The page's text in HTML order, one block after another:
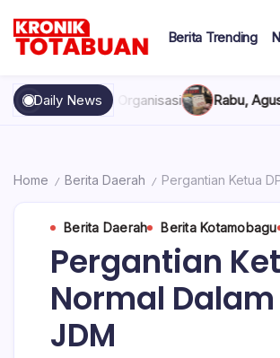
content
Totabuan
Terkini
hari
ini
Berita Trending
Daily News
Rabu, Agustus 5, 2026 , 11:44 AMAnak
Home / Berita Daerah / Pergantian Ketua
Berita Daerah Berita Kotamobagu
Pergantian
Normal
JDM